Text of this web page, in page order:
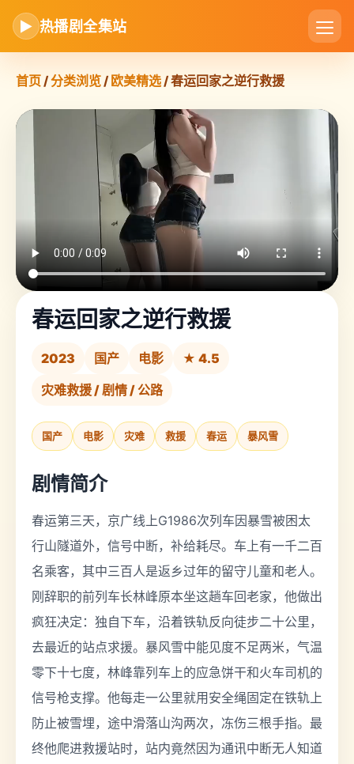
▶ 热播剧全集站
首页/分类浏览/ 欧美精选/ 春运回家之逆行救援
春运回家之逆行救援
2023 国产 电影
★ 4.5
灾难救援 / 剧情 / 公路
国产 电影 灾难 救援 春运 暴风雪
剧情简介
春运第三天，京广线上G1986次列车因暴雪被困太
行山隧道外，信号中断，补给耗尽。车上有一千二百
名乘客，其中三百人是返乡过年的留守儿童和老人。
刚辞职的前列车长林峰原本坐这趟车回老家，他做出
疯狂决定：独自下车，沿着铁轨反向徒步二十公里，
去最近的站点求援。暴风雪中能见度不足两米，气温
零下十七度，林峰靠列车上的应急饼干和火车司机的
信号枪支撑。他每走一公里就用安全绳固定在铁轨上
防止被雪埋，途中滑落山沟两次，冻伤三根手指。最
终他爬进救援站时，站内竟然因为通讯中断无人知道